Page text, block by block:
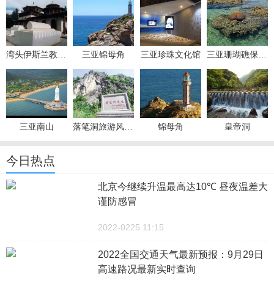
三亚锦母角 三亚珍珠文化馆
三亚南山 锦母角 皇帝洞
今日热点
北京今继续升温最高达10℃ 昼夜温差大
谨防感冒
2022-0225 11:15
2022全国交通天气最新预报：9月29日
高速路况最新实时查询